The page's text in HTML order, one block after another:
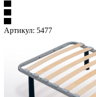
Артикул: 5477